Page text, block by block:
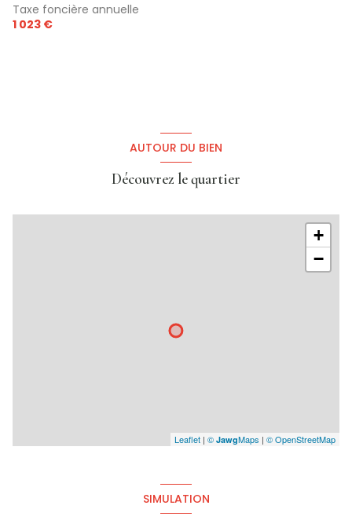
Taxe foncière annuelle
1 023 €
AUTOUR DU BIEN
Découvrez le quartier
+
−
Leaflet | © JawgMaps | © OpenStreetMap
SIMULATION